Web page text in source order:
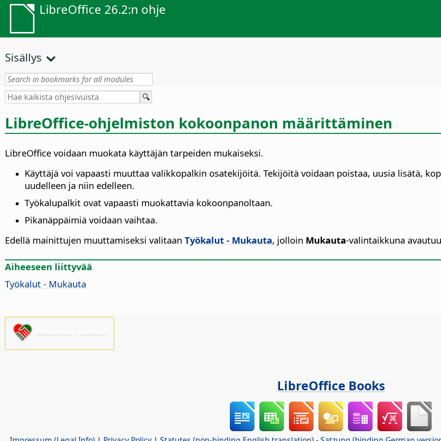
LibreOffice 26.2:n ohje
Sisällys
LibreOffice-ohjelmiston kokoonpanon määrittäminen
LibreOffice voidaan muokata käyttäjän tarpeiden mukaiseksi.
Käyttäjä voi vapaasti muuttaa valikkopalkin osatekijöitä. Tekijöitä voidaan poistaa, uusia lisätä,
uudelleen ja niin edelleen.
Työkalupalkit ovat vapaasti muokattavia kokoonpanoltaan.
Pikanäppäimiä voidaan vaihtaa.
Edellä mainittujen muuttamiseksi valitaan Työkalut - Mukauta, jolloin Mukauta-valintaikkuna
Aiheeseen liittyvää
Työkalut - Mukauta
LibreOffice Books